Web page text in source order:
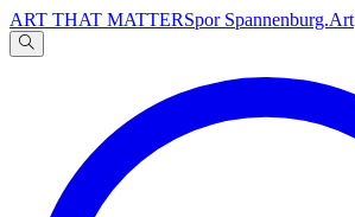
ART THAT MATTERSpor Spannenburg.Art